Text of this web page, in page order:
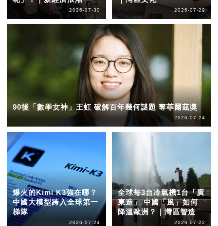
2026-07-30 2026-07-29
90後「數學女神」王虹 破解百年幾何謎題 奪菲爾茲獎
2026-07-24
爆火的Kimi K3強在哪？
中國大模型跨入全球第一
梯隊
2026-07-24
全球每3台冷氣機1台「廣
東造」 中國「風」如何
降溫歐洲？｜灣區智造
2026-07-22